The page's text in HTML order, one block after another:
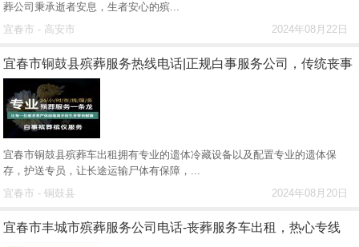
葬公司秉承逝者安息，生者安心的殡...
2024年08月22日
宜春市 - 高安市
宜春市铜鼓县殡葬服务热线电话|正规白事服务公司，传统丧事
宜春市铜鼓县殡葬车出租拥有专业的遗体冷藏设备以及配置专业的遗体保
存，护送专员，让长途运输尸体有保障，...
2024年08月20日
宜春市 - 铜鼓县
宜春市丰城市殡葬服务公司电话-丧葬服务车出租，热心专线